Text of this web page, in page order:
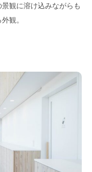
観に溶け込みながらも
観。